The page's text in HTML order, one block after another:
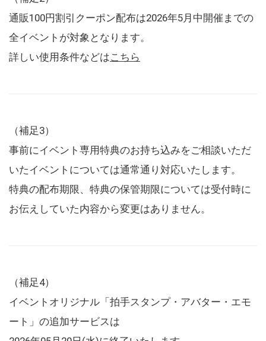
通販100円割引クーポン配布は2026年5月中開催までの
全イベントが対象となります。
詳しい使用条件などはこちら
（補足3）
事前にイベント専用特典のお持ち込みをご相談いただ
いたイベントについては通常通り対応いたします。
特典の配布期限、特典の保管期限については受付時に
お伝えしていた内容から変更はありません。
（補足4）
イベントオリジナル「拍手スタンプ・アバター・エモ
ート」の追加サービスは